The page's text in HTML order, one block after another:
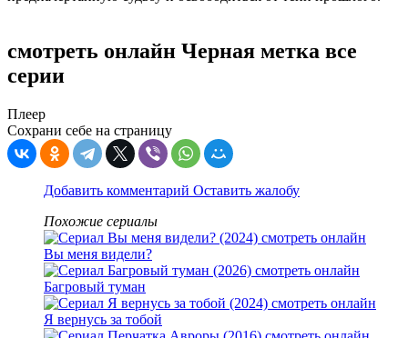
смотреть онлайн Черная метка все
серии
Плеер
Сохрани себе на страницу
Добавить комментарий Оставить жалобу
Похожие сериалы
Вы меня видели?
Багровый туман
Я вернусь за тобой